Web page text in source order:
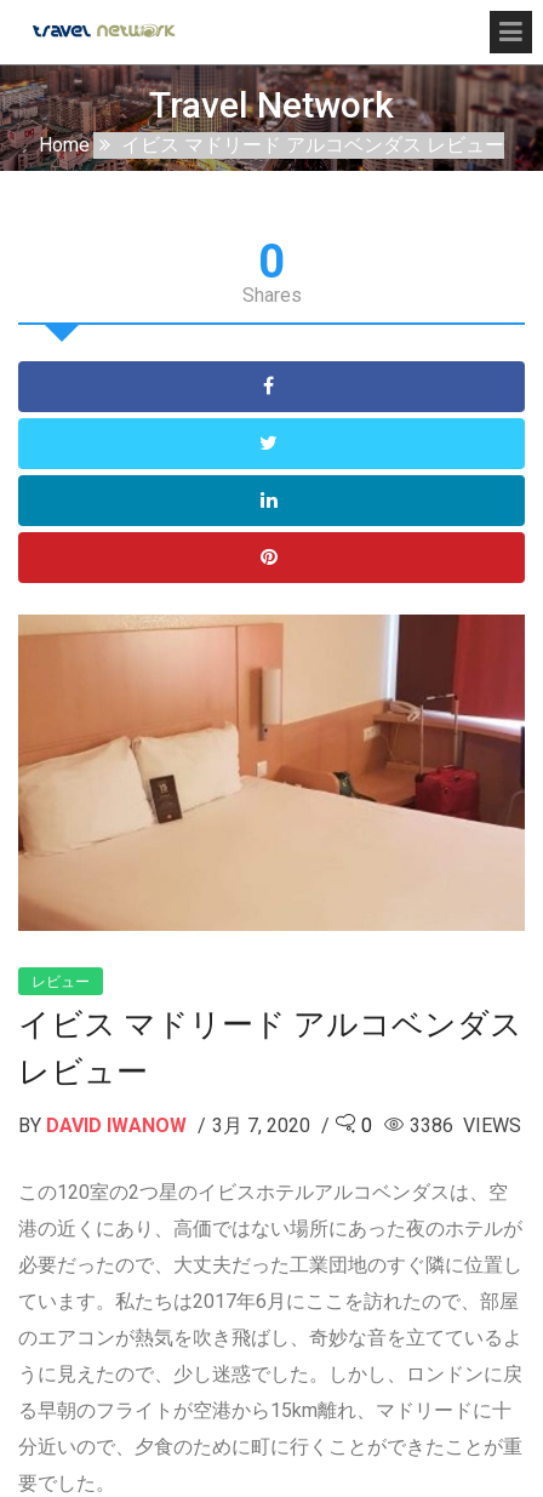
Travel Network
Home イビス マドリード アルコベンダス レビュー
0
Shares
レビュー
イビス マドリード アルコベンダス
レビュー
BY DAVID IWANOW 3月 7, 2020 0 3386 VIEWS
この120室の2つ星のイビスホテルアルコベンダスは、空
港の近くにあり、高価ではない場所にあった夜のホテルが
必要だったので、大丈夫だった工業団地のすぐ隣に位置し
ています。私たちは2017年6月にここを訪れたので、部屋
のエアコンが熱気を吹き飛ばし、奇妙な音を立てているよ
うに見えたので、少し迷惑でした。しかし、ロンドンに戻
る早朝のフライトが空港から15km離れ、マドリードに十
分近いので、夕食のために町に行くことができたことが重
要でした。